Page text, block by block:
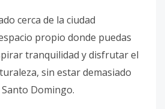
cerca de la ciudad
propio donde puedas
tranquilidad y disfrutar el
sin estar demasiado
Domingo.